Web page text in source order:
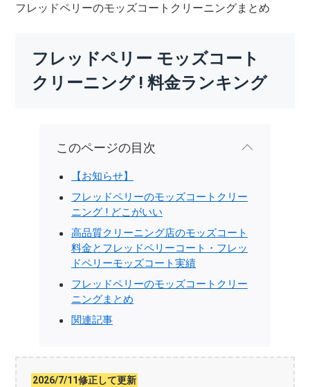
フレッドペリーのモッズコートクリーニングまとめ
フレッドペリー モッズコート
クリーニング ! 料金ランキング
このページの目次
【お知らせ】
フレッドペリーのモッズコートクリー
ニング ! どこがいい
高品質クリーニング店のモッズコート
料金とフレッドペリーコート・フレッ
ドペリーモッズコート実績
フレッドペリーのモッズコートクリー
ニングまとめ
関連記事
2026/7/11修正して更新